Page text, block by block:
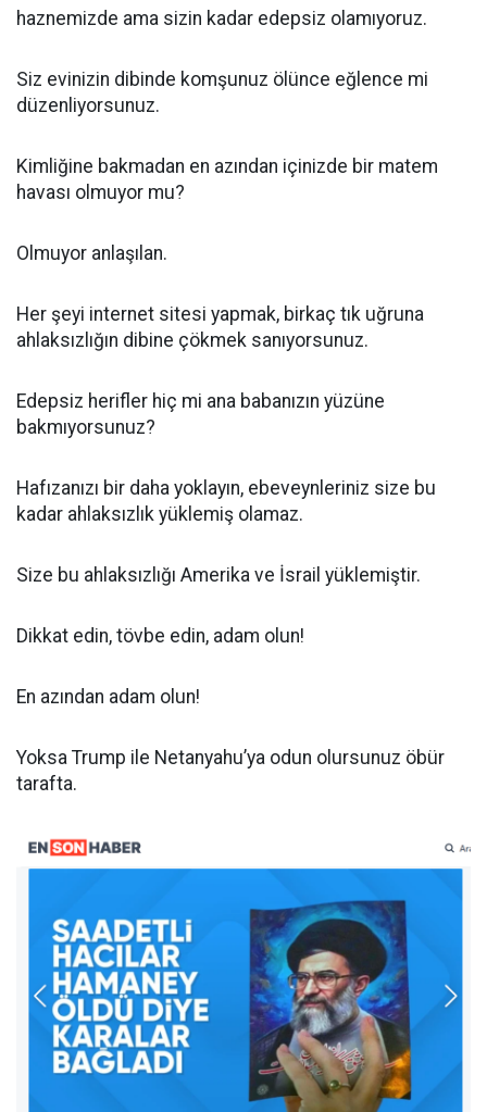
haznemizde ama sizin kadar edepsiz olamıyoruz.
Siz evinizin dibinde komşunuz ölünce eğlence mi
düzenliyorsunuz.
Kimliğine bakmadan en azından içinizde bir matem
havası olmuyor mu?
Olmuyor anlaşılan.
Her şeyi internet sitesi yapmak, birkaç tık uğruna
ahlaksızlığın dibine çökmek sanıyorsunuz.
Edepsiz herifler hiç mi ana babanızın yüzüne
bakmıyorsunuz?
Hafızanızı bir daha yoklayın, ebeveynleriniz size bu
kadar ahlaksızlık yüklemiş olamaz.
Size bu ahlaksızlığı Amerika ve İsrail yüklemiştir.
Dikkat edin, tövbe edin, adam olun!
En azından adam olun!
Yoksa Trump ile Netanyahu’ya odun olursunuz öbür
tarafta.